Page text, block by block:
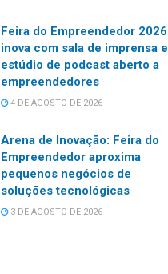
Feira do Empreendedor 2026
inova com sala de imprensa e
estúdio de podcast aberto a
empreendedores
4 DE AGOSTO DE 2026
Arena de Inovação: Feira do
Empreendedor aproxima
pequenos negócios de
soluções tecnológicas
3 DE AGOSTO DE 2026